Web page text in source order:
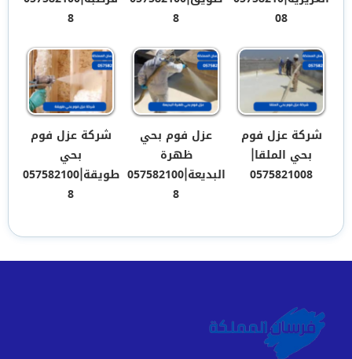
08
8
8
شركة عزل فوم
بحي الملقا|
0575821008
عزل فوم بحي
ظهرة
البديعة|057582100
8
شركة عزل فوم
بحي
طويقة|057582100
8